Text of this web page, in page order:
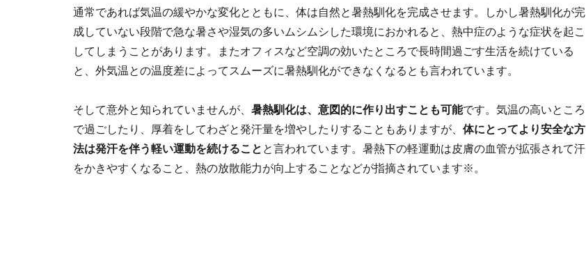
通常であれば気温の緩やかな変化とともに、体は自然と暑熱馴化を完成させます。しかし暑熱馴化が完
成していない段階で急な暑さや湿気の多いムシムシした環境におかれると、熱中症のような症状を起こ
してしまうことがあります。またオフィスなど空調の効いたところで長時間過ごす生活を続けている
と、外気温との温度差によってスムーズに暑熱馴化ができなくなるとも言われています。
そして意外と知られていませんが、 暑熱馴化は、意図的に作り出すことも可能です。気温の高いところ
で過ごしたり、厚着をしてわざと発汗量を増やしたりすることもありますが、 体にとってより安全な方
法は発汗を伴う軽い運動を続けること と言われています。暑熱下の軽運動は皮膚の血管が拡張されて汗
をかきやすくなること、熱の放散能力が向上することなどが指摘されています※。